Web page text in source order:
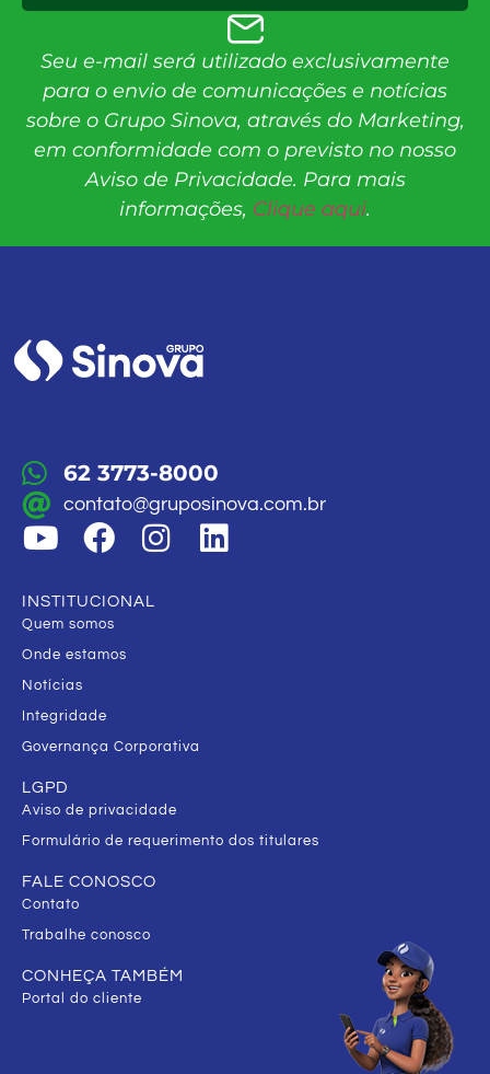
Seu e-mail será utilizado exclusivamente
para o envio de comunicações e notícias
sobre o Grupo Sinova, através do Marketing,
em conformidade com o previsto no nosso
Aviso de Privacidade. Para mais
informações, Clique aqui.
62 3773-8000
contato@gruposinova.com.br
INSTITUCIONAL
Quem somos
Onde estamos
Notícias
Integridade
Governança Corporativa
LGPD
Aviso de privacidade
Formulário de requerimento dos titulares
FALE CONOSCO
Contato
Trabalhe conosco
CONHEÇA TAMBÉM
Portal do cliente